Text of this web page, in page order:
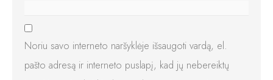
Noriu savo interneto naršyklėje išsaugoti vardą, el.
pašto adresą ir interneto puslapį, kad jų nebereiktų